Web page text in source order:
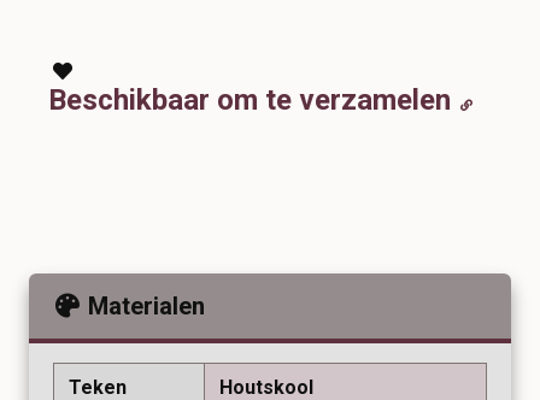
Beschikbaar om te verzamelen
Materialen
Teken
Houtskool